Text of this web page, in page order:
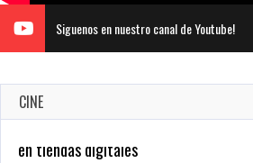
Siguenos en nuestro canal de Youtube!
CINE